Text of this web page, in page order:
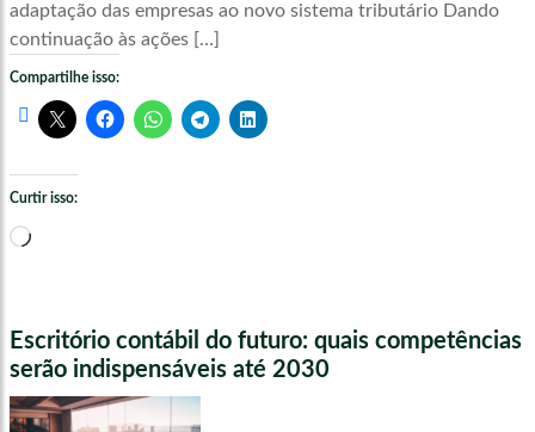
adaptação das empresas ao novo sistema tributário Dando
continuação às ações […]
Compartilhe isso:
Curtir isso:
Carregando...
Escritório contábil do futuro: quais competências
serão indispensáveis até 2030